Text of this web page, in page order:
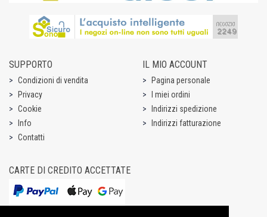
SUPPORTO
Condizioni di vendita
Privacy
Cookie
Info
Contatti
IL MIO ACCOUNT
Pagina personale
I miei ordini
Indirizzi spedizione
Indirizzi fatturazione
CARTE DI CREDITO ACCETTATE